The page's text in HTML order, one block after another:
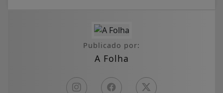
Publicado por:
A Folha